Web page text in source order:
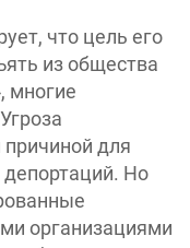
что цель его
из общества
многие
причиной для
Но
организациями